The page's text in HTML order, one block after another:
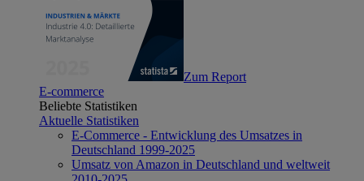
Zum Report
E-commerce
Beliebte Statistiken
Aktuelle Statistiken
E-Commerce - Entwicklung des Umsatzes in
Deutschland 1999-2025
Umsatz von Amazon in Deutschland und weltweit